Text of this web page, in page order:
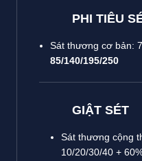
PHI TIÊU
Sát thương cơ bản:
85/140/195/250
GIẬT SÉT
Sát thương cộng
10/20/30/40 +